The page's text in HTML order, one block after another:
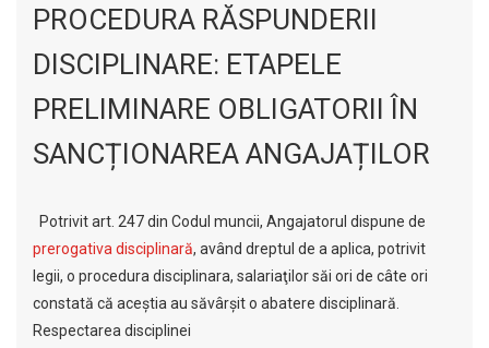
PROCEDURA RĂSPUNDERII
DISCIPLINARE: ETAPELE
PRELIMINARE OBLIGATORII ÎN
SANCȚIONAREA ANGAJAȚILOR
Potrivit art. 247 din Codul muncii, Angajatorul dispune de
prerogativa disciplinară, având dreptul de a aplica, potrivit
legii, o procedura disciplinara, salariaţilor săi ori de câte ori
constată că aceştia au săvârşit o abatere disciplinară.
Respectarea disciplinei